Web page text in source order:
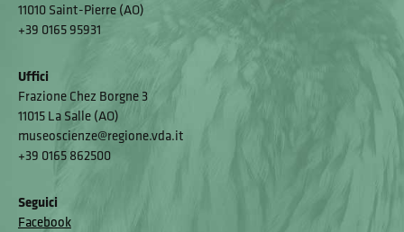
11010 Saint-Pierre (AO)
+39 0165 95931
Uffici
Frazione Chez Borgne 3
11015 La Salle (AO)
museoscienze@regione.vda.it
+39 0165 862500
Seguici
Facebook